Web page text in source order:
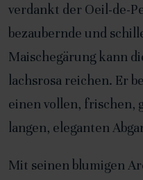
-
75cl
Menge
verdankt der Oeil-de-
bezaubernde und
Maischegärung kann
lachsrosa reichen. Er
einen vollen, frischen,
langen, eleganten
Mit seinen blumigen